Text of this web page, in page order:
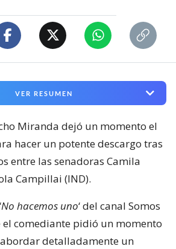
VER RESUMEN
Miranda dejó un momento el
hacer un potente descargo tras
entre las senadoras Camila
Campillai (IND).
No hacemos uno‘ del canal Somos
el comediante pidió un momento
detalladamente un